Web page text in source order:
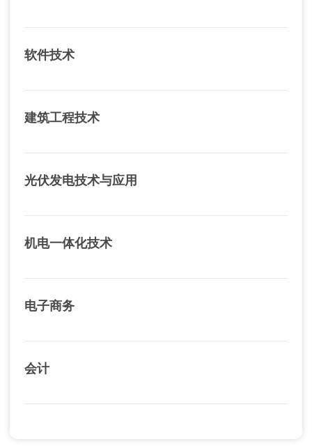
软件技术
建筑工程技术
光伏发电技术与应用
机电一体化技术
电子商务
会计